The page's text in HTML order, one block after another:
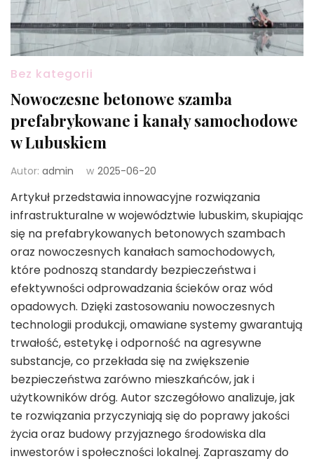
Bez kategorii
Nowoczesne betonowe szamba
prefabrykowane i kanały samochodowe
w Lubuskiem
Autor: admin w 2025-06-20
Artykuł przedstawia innowacyjne rozwiązania
infrastrukturalne w województwie lubuskim, skupiając
się na prefabrykowanych betonowych szambach
oraz nowoczesnych kanałach samochodowych,
które podnoszą standardy bezpieczeństwa i
efektywności odprowadzania ścieków oraz wód
opadowych. Dzięki zastosowaniu nowoczesnych
technologii produkcji, omawiane systemy gwarantują
trwałość, estetykę i odporność na agresywne
substancje, co przekłada się na zwiększenie
bezpieczeństwa zarówno mieszkańców, jak i
użytkowników dróg. Autor szczegółowo analizuje, jak
te rozwiązania przyczyniają się do poprawy jakości
życia oraz budowy przyjaznego środowiska dla
inwestorów i społeczności lokalnej. Zapraszamy do